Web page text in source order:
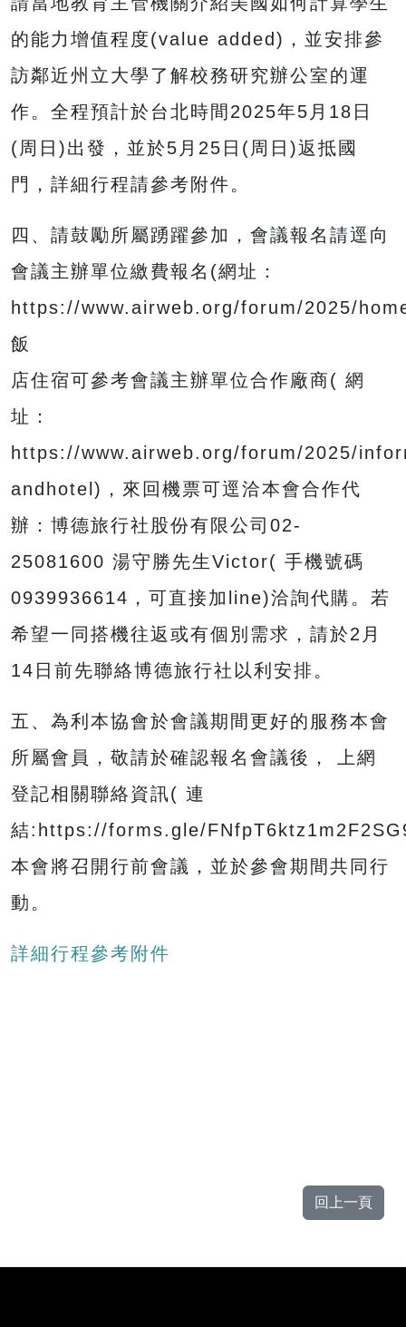
的能力增值程度(value added)，並安排參
訪鄰近州立大學了解校務研究辦公室的運
作。全程預計於台北時間2025年5月18日
(周日)出發，並於5月25日(周日)返抵國
門，詳細行程請參考附件。
四、請鼓勵所屬踴躍參加，會議報名請逕向
會議主辦單位繳費報名(網址：
https://www.airweb.org/forum/2025/
飯
店住宿可參考會議主辦單位合作廠商( 網
址：
https://www.airweb.org/forum/2025/
andhotel)，來回機票可逕洽本會合作代
辦：博德旅行社股份有限公司02-
25081600 湯守勝先生Victor( 手機號碼
0939936614，可直接加line)洽詢代購。若
希望一同搭機往返或有個別需求，請於2月
14日前先聯絡博德旅行社以利安排。
五、為利本協會於會議期間更好的服務本會
所屬會員，敬請於確認報名會議後， 上網
登記相關聯絡資訊( 連
結:https://forms.gle/
本會將召開行前會議，並於參會期間共同行
動。
詳細行程參考附件
回上一頁